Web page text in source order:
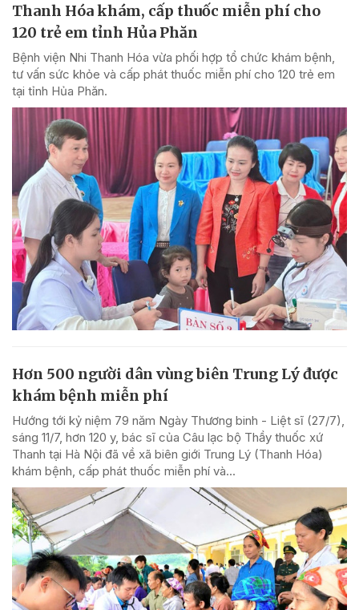
Thanh Hóa khám, cấp thuốc miễn phí cho
120 trẻ em tỉnh Hủa Phăn
Bệnh viện Nhi Thanh Hóa vừa phối hợp tổ chức khám bệnh,
tư vấn sức khỏe và cấp phát thuốc miễn phí cho 120 trẻ em
tại tỉnh Hủa Phăn.
Hơn 500 người dân vùng biên Trung Lý được
khám bệnh miễn phí
Hướng tới kỷ niệm 79 năm Ngày Thương binh - Liệt sĩ (27/7),
sáng 11/7, hơn 120 y, bác sĩ của Câu lạc bộ Thầy thuốc xứ
Thanh tại Hà Nội đã về xã biên giới Trung Lý (Thanh Hóa)
khám bệnh, cấp phát thuốc miễn phí và...